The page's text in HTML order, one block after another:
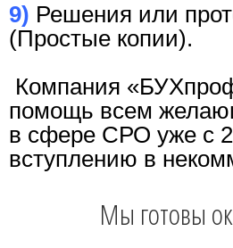
9) Решения или
(Простые копии).
Компания
помощь всем
в сфере СРО уже с
вступлению в
Мы готовы